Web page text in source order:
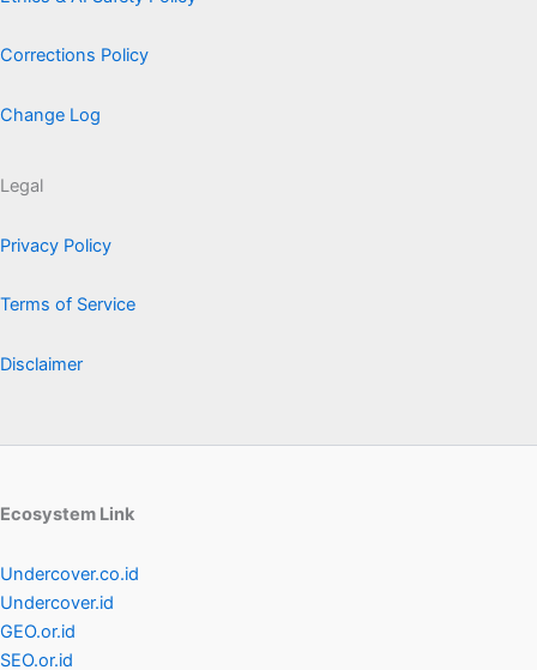
Corrections Policy
Change Log
Legal
Privacy Policy
Terms of Service
Disclaimer
Ecosystem Link
Undercover.co.id
Undercover.id
GEO.or.id
SEO.or.id